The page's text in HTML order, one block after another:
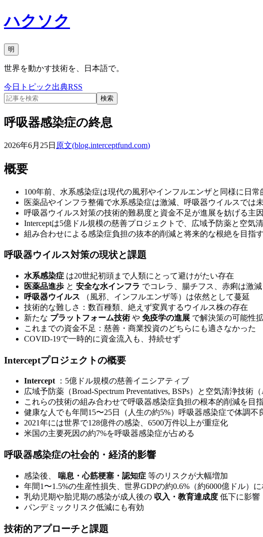
ハクソク
明
世界を動かす技術を、日本語で。
今日 トピック出典RSS
検索
呼吸器感染症の終息
2026年6月25日 原文(blog.interceptfund.com)
概要
100年前、水系感染症は現代の風邪やインフルエンザと同様に日常
医薬品やインフラ整備で水系感染症は激減、呼吸器ウイルスでは
呼吸器ウイルス対策の技術的難易度と資金不足が進展を妨げる主因
Interceptは5億ドル規模の慈善プロジェクトで、広域予防薬と空気
組み合わせによる感染症負担の抜本的削減と将来的な根絶を目指す
呼吸器ウイルス対策の現状と課題
水系感染症 は20世紀初頭まで人類にとって避けがたい存在
医薬品進歩 と 安全な水インフラ でコレラ、腸チフス、赤痢は激減
呼吸器ウイルス （風邪、インフルエンザ等）は依然として蔓延
技術的な難しさ：数百種類、絶えず変異するウイルス株の存在
新たな プラットフォーム技術や 免疫学の進展 で解決策の可能性
これまでの資金不足：慈善・商業投資のどちらにも適さなかった
COVID-19で一時的に資金流入も、持続せず
Interceptプロジェクトの概要
Intercept ：5億ドル規模の慈善イニシアティブ
広域予防薬（Broad-Spectrum Preventatives, BSPs）と空気清浄技術
これらの技術の組み合わせで呼吸器感染症負担の根本的削減を目
健康な人でも年間15〜25日（人生の約5%）呼吸器感染症で体調不
2021年には世界で128億件の感染、6500万件以上が重症化
米国の主要死因の約7%を呼吸器感染症が占める
呼吸器感染症の社会的・経済的影響
感染後、 喘息・心筋梗塞・認知症 等のリスクが大幅増加
年間1〜1.5%の生産性損失、世界GDPの約0.6%（約6000億ドル）に
乳幼児期や胎児期の感染が成人後の 収入・教育達成度 低下に影響
パンデミックリスク低減にも有効
技術的アプローチと課題